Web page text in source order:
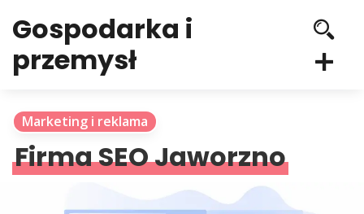
Gospodarka i
przemysł
Marketing i reklama
Firma SEO Jaworzno